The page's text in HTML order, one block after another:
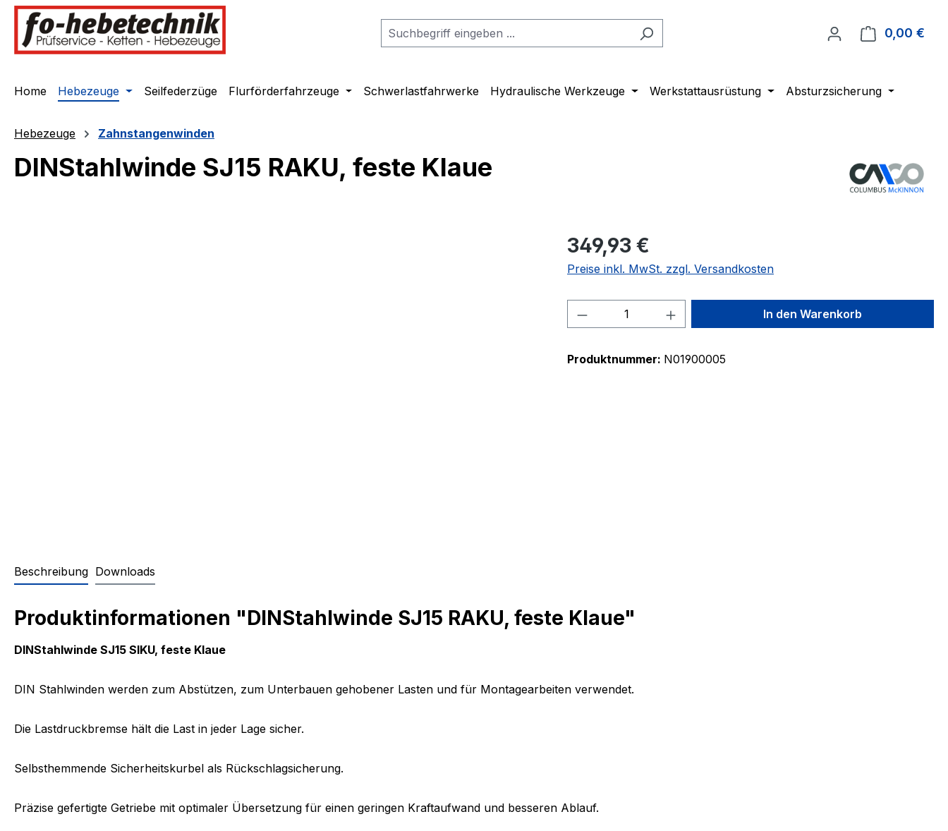
Zur Hauptnavigation springen
0,00 €
Home Hebezeuge Seilfederzüge Flurförderfahrzeuge Schwerlastfahrwerke Hydraulische Werkzeuge Werkstattausrüstung Absturzsicherung
Hebezeuge Zahnstangenwinden
DINStahlwinde SJ15 RAKU, feste Klaue
349,93 €
Preise inkl. MwSt. zzgl. Versandkosten
Produkt Anzahl: Gib den gewünschten Wert
In den Warenkorb
Produktnummer: N01900005
Beschreibung Downloads
Produktinformationen "DINStahlwinde SJ15 RAKU, feste Klaue"
DINStahlwinde SJ15 SIKU, feste Klaue
DIN Stahlwinden werden zum Abstützen, zum Unterbauen gehobener Lasten und für Montagearbeiten verwendet.
Die Lastdruckbremse hält die Last in jeder Lage sicher.
Selbsthemmende Sicherheitskurbel als Rückschlagsicherung.
Präzise gefertigte Getriebe mit optimaler Übersetzung für einen geringen Kraftaufwand und besseren Ablauf.